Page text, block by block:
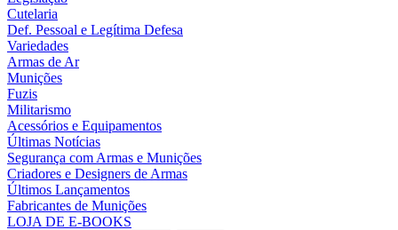
Cutelaria
Def. Pessoal e Legítima Defesa
Variedades
Armas de Ar
Munições
Fuzis
Militarismo
Acessórios e Equipamentos
Últimas Notícias
Segurança com Armas e Munições
Criadores e Designers de Armas
Últimos Lançamentos
Fabricantes de Munições
LOJA DE E-BOOKS